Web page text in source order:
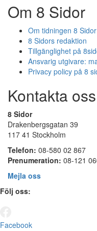
Om 8 Sidor
Om tidningen 8 Sidor
8 Sidors redaktion
Tillgänglighet på
Ansvarig utgivare:
Privacy policy på 8
Kontakta oss
8 Sidor
Drakenbergsgatan 39
117 41 Stockholm
Telefon: 08-580 02 867
Prenumeration: 08-121
Mejla oss
Följ oss:
Facebook